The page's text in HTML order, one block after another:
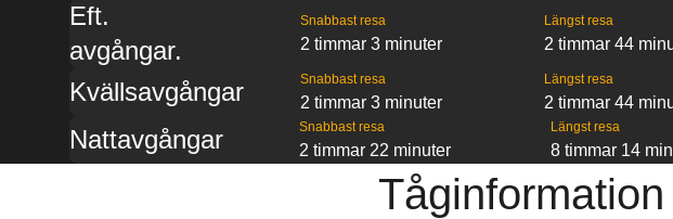
Eft.
avgångar.
Snabbast resa
2 timmar 3 minuter
Längst resa
2 timmar 44
Kvällsavgångar Snabbast resa
2 timmar 3 minuter
Längst resa
2 timmar 44
Nattavgångar Snabbast resa
2 timmar 22 minuter
Längst resa
8 timmar 14